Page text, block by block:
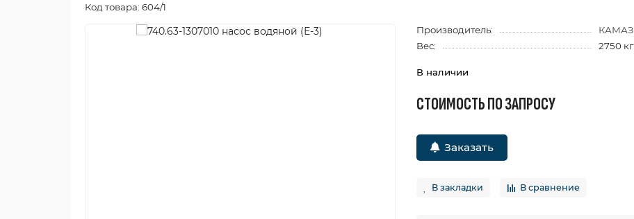
Код товара: 604/1
Производитель:
КАМАЗ
Вес:
2750 кг
В наличии
СТОИМОСТЬ ПО ЗАПРОСУ
Заказать
В закладки В сравнение